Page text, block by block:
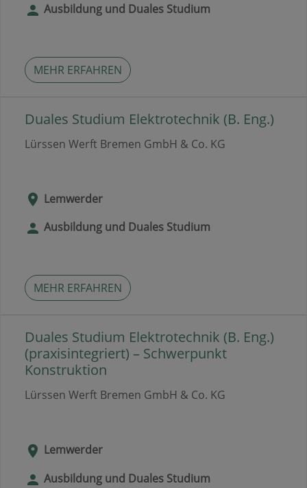
Ausbildung und Duales Studium
MEHR ERFAHREN
Duales Studium Elektrotechnik (B. Eng.)
Lürssen Werft Bremen GmbH & Co. KG
Lemwerder
Ausbildung und Duales Studium
MEHR ERFAHREN
Duales Studium Elektrotechnik (B. Eng.)
(praxisintegriert) – Schwerpunkt
Konstruktion
Lürssen Werft Bremen GmbH & Co. KG
Lemwerder
Ausbildung und Duales Studium